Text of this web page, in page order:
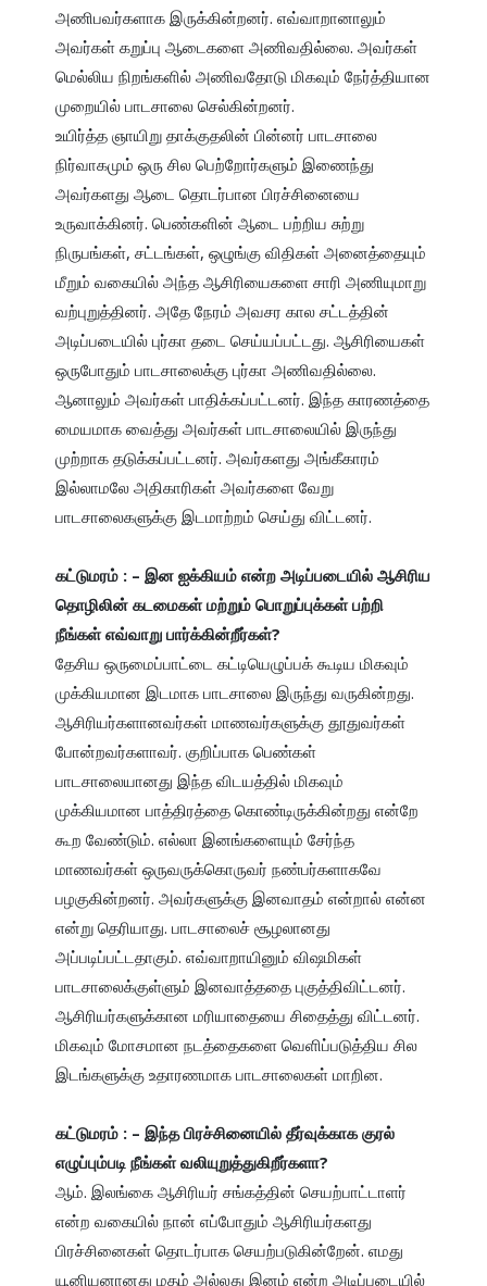
அணிபவர்களாக இருக்கின்றனர். எவ்வாறானாலும்
அவர்கள் கறுப்பு ஆடைகளை அணிவதில்லை. அவர்கள்
மெல்லிய நிறங்களில் அணிவதோடு மிகவும் நேர்த்தியான
முறையில் பாடசாலை செல்கின்றனர்.
உயிர்த்த ஞாயிறு தாக்குதலின் பின்னர் பாடசாலை
நிர்வாகமும் ஒரு சில பெற்றோர்களும் இணைந்து
அவர்களது ஆடை தொடர்பான பிரச்சினையை
உருவாக்கினர். பெண்களின் ஆடை பற்றிய சுற்று
நிருபங்கள், சட்டங்கள், ஒழுங்கு விதிகள் அனைத்தையும்
மீறும் வகையில் அந்த ஆசிரியைகளை சாரி அணியுமாறு
வற்புறுத்தினர். அதே நேரம் அவசர கால சட்டத்தின்
அடிப்படையில் புர்கா தடை செய்யப்பட்டது. ஆசிரியைகள்
ஒருபோதும் பாடசாலைக்கு புர்கா அணிவதில்லை.
ஆனாலும் அவர்கள் பாதிக்கப்பட்டனர். இந்த காரணத்தை
மையமாக வைத்து அவர்கள் பாடசாலையில் இருந்து
முற்றாக தடுக்கப்பட்டனர். அவர்களது அங்கீகாரம்
இல்லாமலே அதிகாரிகள் அவர்களை வேறு
பாடசாலைகளுக்கு இடமாற்றம் செய்து விட்டனர்.
கட்டுமரம் : – இன ஐக்கியம் என்ற அடிப்படையில் ஆசிரிய
தொழிலின் கடமைகள் மற்றும் பொறுப்புக்கள் பற்றி
நீங்கள் எவ்வாறு பார்க்கின்றீர்கள்?
தேசிய ஒருமைப்பாட்டை கட்டியெழுப்பக் கூடிய மிகவும்
முக்கியமான இடமாக பாடசாலை இருந்து வருகின்றது.
ஆசிரியர்களானவர்கள் மாணவர்களுக்கு தூதுவர்கள்
போன்றவர்களாவர். குறிப்பாக பெண்கள்
பாடசாலையானது இந்த விடயத்தில் மிகவும்
முக்கியமான பாத்திரத்தை கொண்டிருக்கின்றது என்றே
கூற வேண்டும். எல்லா இனங்களையும் சேர்ந்த
மாணவர்கள் ஒருவருக்கொருவர் நண்பர்களாகவே
பழகுகின்றனர். அவர்களுக்கு இனவாதம் என்றால் என்ன
என்று தெரியாது. பாடசாலைச் சூழலானது
அப்படிப்பட்டதாகும். எவ்வாறாயினும் விஷமிகள்
பாடசாலைக்குள்ளும் இனவாத்ததை புகுத்திவிட்டனர்.
ஆசிரியர்களுக்கான மரியாதையை சிதைத்து விட்டனர்.
மிகவும் மோசமான நடத்தைகளை வெளிப்படுத்திய சில
இடங்களுக்கு உதாரணமாக பாடசாலைகள் மாறின.
கட்டுமரம் : – இந்த பிரச்சினையில் தீர்வுக்காக குரல்
எழுப்பும்படி நீங்கள் வலியுறுத்துகிறீர்களா?
ஆம். இலங்கை ஆசிரியர் சங்கத்தின் செயற்பாட்டாளர்
என்ற வகையில் நான் எப்போதும் ஆசிரியர்களது
பிரச்சினைகள் தொடர்பாக செயற்படுகின்றேன். எமது
யூனியனானது மதம் அல்லது இனம் என்ற அடிப்படையில்